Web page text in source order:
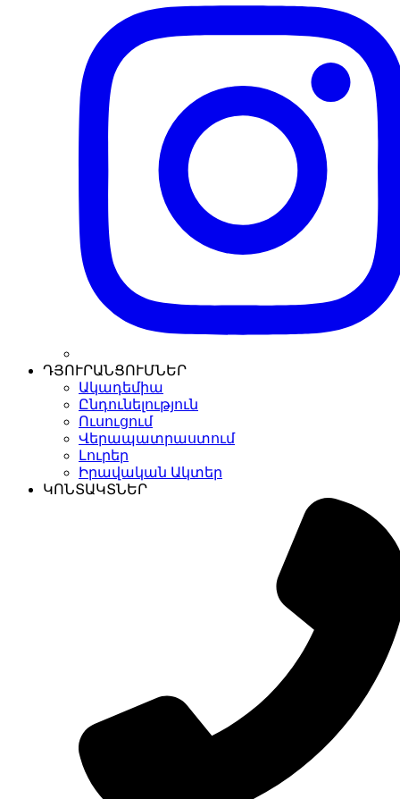
ԴՅՈՒՐԱՆՑՈՒՄՆԵՐ
Ակադեմիա
Ընդունելություն
Ուսուցում
Վերապատրաստում
Լուրեր
Իրավական Ակտեր
ԿՈՆՏԱԿՏՆԵՐ